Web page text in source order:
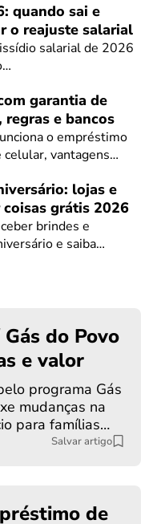
quando sai e
o reajuste salarial
salarial de 2026
garantia de
e bancos
o empréstimo
celular, vantagens…
lojas e
grátis 2026
brindes e
e saiba…
do Povo
e valor
programa Gás
mudanças na
para famílias…
Salvar artigo
de